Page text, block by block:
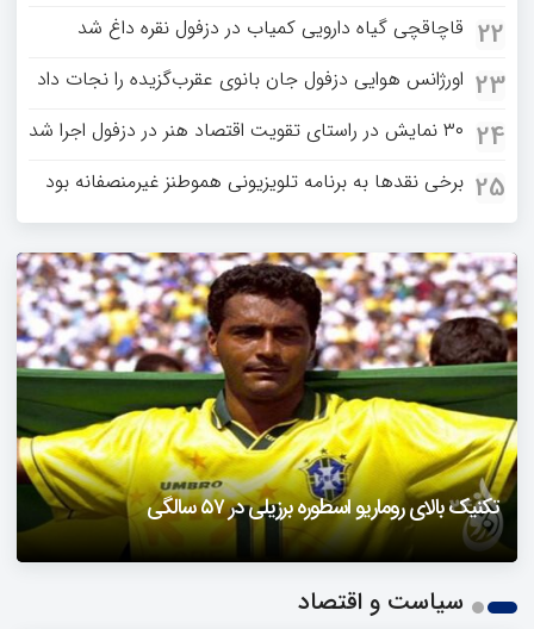
22 قاچاقچی گیاه دارویی کمیاب در دزفول نقره داغ شد
23 اورژانس هوایی دزفول جان بانوی عقرب‌گزیده را نجات داد
24 ۳۰ نمایش در راستای تقویت اقتصاد هنر در دزفول اجرا شد
25 برخی نقدها به برنامه تلویزیونی هموطنز غیرمنصفانه بود
تکنیک بالای روماریو اسطوره برزیلی در ۵۷ سالگی
فیلمی از یک خواننده زن در توئیتر ضرغامی جنجالی شد
حمله تند مصطفی کواکبیان به مجری جنجالی صدا و سیما
دزفول را باید دید
2
سیاست و اقتصاد